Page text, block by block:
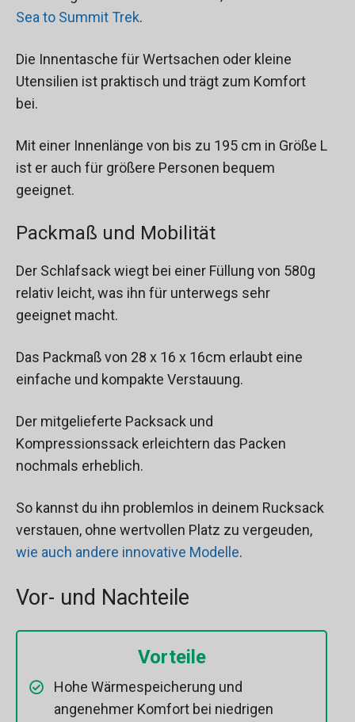
Sea to Summit Trek.
Die Innentasche für Wertsachen oder kleine
Utensilien ist praktisch und trägt zum Komfort
bei.
Mit einer Innenlänge von bis zu 195 cm in Größe L
ist er auch für größere Personen bequem
geeignet.
Packmaß und Mobilität
Der Schlafsack wiegt bei einer Füllung von 580g
relativ leicht, was ihn für unterwegs sehr
geeignet macht.
Das Packmaß von 28 x 16 x 16cm erlaubt eine
einfache und kompakte Verstauung.
Der mitgelieferte Packsack und
Kompressionssack erleichtern das Packen
nochmals erheblich.
So kannst du ihn problemlos in deinem Rucksack
verstauen, ohne wertvollen Platz zu vergeuden,
wie auch andere innovative Modelle.
Vor- und Nachteile
Vorteile
Hohe Wärmespeicherung und
angenehmer Komfort bei niedrigen